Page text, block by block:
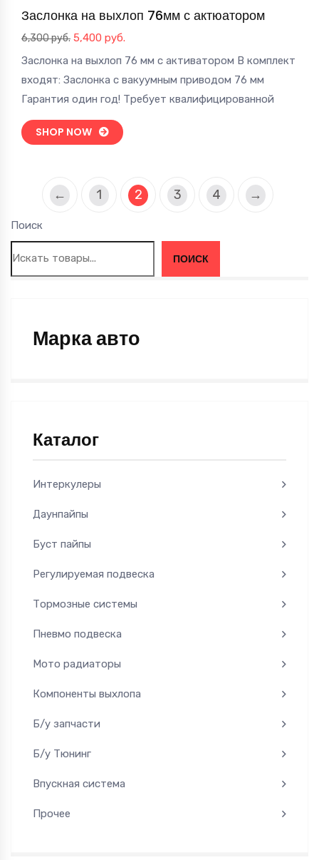
Поиск
ПОИСК
Марка авто
Каталог
Интеркулеры
Даунпайпы
Буст пайпы
Регулируемая подвеска
Тормозные системы
Пневмо подвеска
Мото радиаторы
Компоненты выхлопа
Б/у запчасти
Б/у Тюнинг
Впускная система
Прочее
Заслонка на выхлоп 76мм с актюатором
6,300руб. Первоначальная
цена
составляла
6,300 руб..
5,400 руб.
цена:
5,400 руб..
Заслонка на выхлоп 76 мм с активатором В комплект
входят: Заслонка с вакуумным приводом 76 мм
Гарантия один год! Требует квалифицированной
SHOP NOW
← 1 2 3 4 →